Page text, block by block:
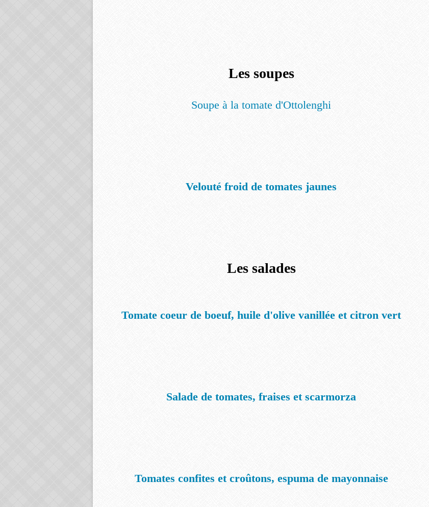
Les soupes
Soupe à la tomate d'Ottolenghi
Velouté froid de tomates jaunes
Les salades
Tomate coeur de boeuf, huile d'olive vanillée et citron vert
Salade de tomates, fraises et scarmorza
Tomates confites et croûtons, espuma de mayonnaise